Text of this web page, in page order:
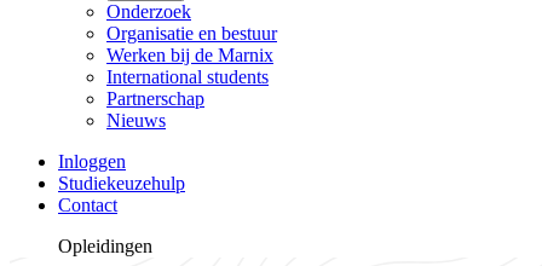
Onderzoek
Organisatie en bestuur
Werken bij de Marnix
International students
Partnerschap
Nieuws
Inloggen
Studiekeuzehulp
Contact
Opleidingen